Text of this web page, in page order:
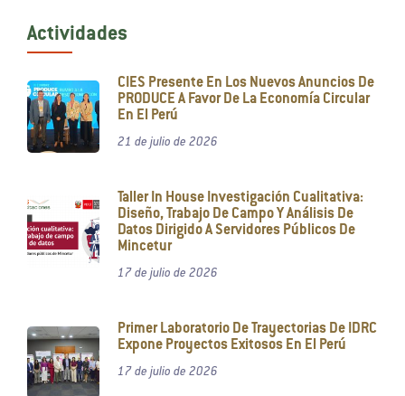
Actividades
CIES Presente En Los Nuevos Anuncios De
PRODUCE A Favor De La Economía Circular
En El Perú
21 de julio de 2026
Taller In House Investigación Cualitativa:
Diseño, Trabajo De Campo Y Análisis De
Datos Dirigido A Servidores Públicos De
Mincetur
17 de julio de 2026
Primer Laboratorio De Trayectorias De IDRC
Expone Proyectos Exitosos En El Perú
17 de julio de 2026